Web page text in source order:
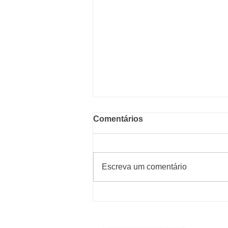
Comentários
Escreva um comentário